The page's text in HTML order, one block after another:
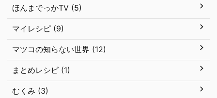
ほんまでっかTV (5)
マイレシピ (9)
マツコの知らない世界 (12)
まとめレシピ (1)
むくみ (3)